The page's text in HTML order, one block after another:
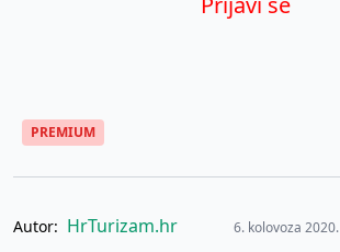
PREMIUM
Autor: HrTurizam.hr 6. kolovoza 2020.